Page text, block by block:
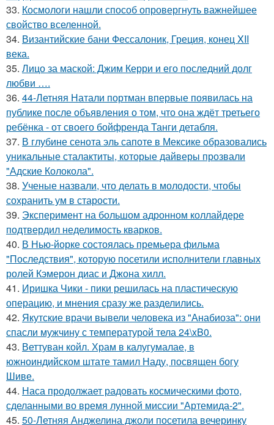
33. Космологи нашли способ опровергнуть важнейшее
свойство вселенной.
34. Византийские бани Фессалоник, Греция, конец XII
века.
35. Лицо за маской: Джим Керри и его последний долг
любви ….
36. 44-Летняя Натали портман впервые появилась на
публике после объявления о том, что она ждёт третьего
ребёнка - от своего бойфренда Танги детабля.
37. В глубине сенота эль сапоте в Мексике образовались
уникальные сталактиты, которые дайверы прозвали
"Адские Колокола".
38. Ученые назвали, что делать в молодости, чтобы
сохранить ум в старости.
39. Эксперимент на большом адронном коллайдере
подтвердил неделимость кварков.
40. В Нью-йорке состоялась премьера фильма
"Последствия", которую посетили исполнители главных
ролей Кэмерон диас и Джона хилл.
41. Иришка Чики - пики решилась на пластическую
операцию, и мнения сразу же разделились.
42. Якутские врачи вывели человека из "Анабиоза": они
спасли мужчину с температурой тела 24\xB0.
43. Веттуван койл. Храм в калугумалае, в
южноиндийском штате тамил Наду, посвящен богу
Шиве.
44. Наса продолжает радовать космическими фото,
сделанными во время лунной миссии "Артемида-2".
45. 50-Летняя Анджелина джоли посетила вечеринку